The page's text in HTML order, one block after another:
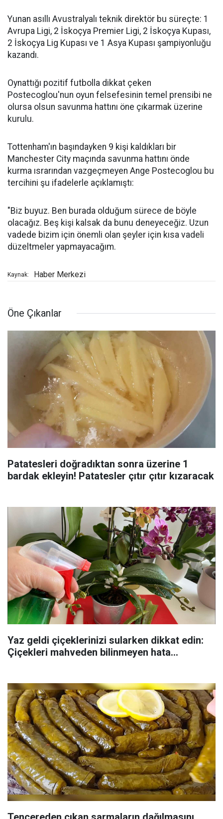
Yunan asıllı Avustralyalı teknik direktör bu süreçte: 1
Avrupa Ligi, 2 İskoçya Premier Ligi, 2 İskoçya Kupası,
2 İskoçya Lig Kupası ve 1 Asya Kupası şampiyonluğu
kazandı.
Oynattığı pozitif futbolla dikkat çeken
Postecoglou'nun oyun felsefesinin temel prensibi ne
olursa olsun savunma hattını öne çıkarmak üzerine
kurulu.
Tottenham'ın başındayken 9 kişi kaldıkları bir
Manchester City maçında savunma hattını önde
kurma ısrarından vazgeçmeyen Ange Postecoglou bu
tercihini şu ifadelerle açıklamıştı:
"Biz buyuz. Ben burada olduğum sürece de böyle
olacağız. Beş kişi kalsak da bunu deneyeceğiz. Uzun
vadede bizim için önemli olan şeyler için kısa vadeli
düzeltmeler yapmayacağım.
Kaynak: Haber Merkezi
Öne Çıkanlar
Patatesleri doğradıktan sonra üzerine 1
bardak ekleyin! Patatesler çıtır çıtır kızaracak
Yaz geldi çiçeklerinizi sularken dikkat edin:
Çiçekleri mahveden bilinmeyen hata...